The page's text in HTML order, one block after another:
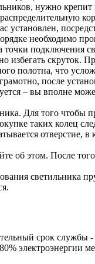
нужно
установлен,
необходимо
подключения
избегать скруток.
полотна, что
после
– вы вполне
Для того чтобы
таких колец
отверстие, в
об этом. После
светильника
срок службы -
электроэнергии